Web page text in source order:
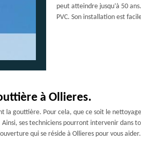
peut atteindre jusqu’à 50
PVC. Son installation est
à Ollieres.
la gouttière. Pour cela, que ce soit le
ses techniciens pourront intervenir dans
qui se réside à Ollieres pour vous aider.